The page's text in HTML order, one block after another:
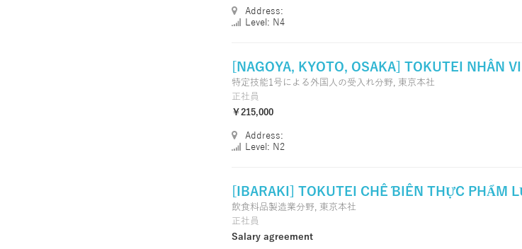
Address:
Level: N4
[NAGOYA, KYOTO, OSAKA] TOKUTEI NHÂN
特定技能1号による外国人の受入れ分野, 東京本社
正社員
￥215,000
Address:
Level: N2
[IBARAKI] TOKUTEI CHẾ BIẾN THỰC PHẨM
飲食料品製造業分野, 東京本社
正社員
Salary agreement